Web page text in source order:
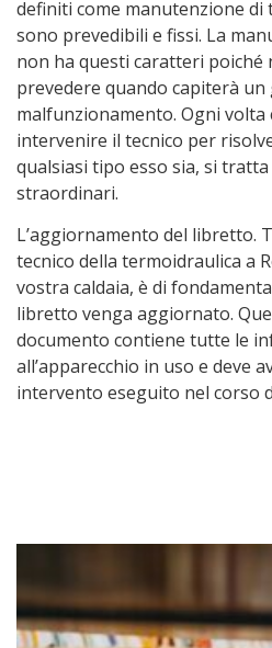
definiti come manutenzione
sono prevedibili e fissi. La
non ha questi caratteri poiché
prevedere quando capiterà
malfunzionamento. Ogni volta
intervenire il tecnico per
qualsiasi tipo esso sia, si
straordinari.
L’aggiornamento del libretto.
tecnico della termoidraulica a
vostra caldaia, è di
libretto venga aggiornato.
documento contiene tutte le
all’apparecchio in uso e deve
intervento eseguito nel corso